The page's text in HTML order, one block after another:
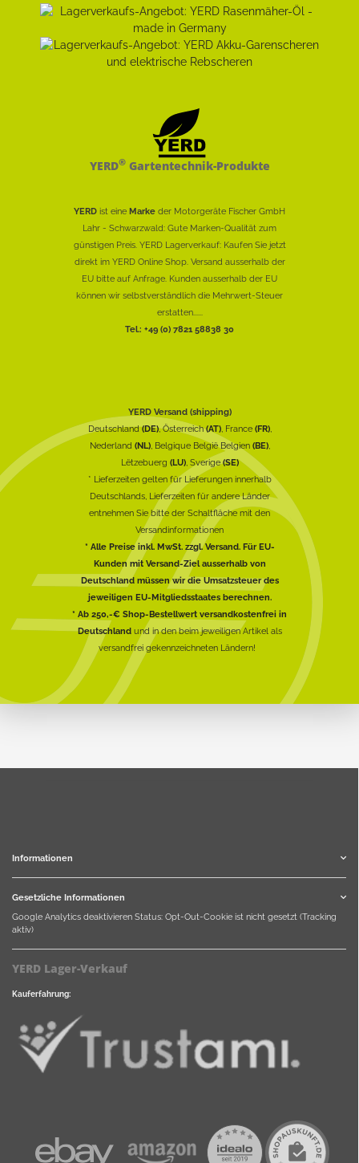
YERD®Gartentechnik-Produkte
YERD ist eine Marke der Motorgeräte Fischer GmbH
Lahr - Schwarzwald: Gute Marken-Qualität zum
günstigen Preis. YERD Lagerverkauf: Kaufen Sie jetzt
direkt im YERD Online Shop. Versand ausserhalb der
EU bitte auf Anfrage. Kunden ausserhalb der EU
können wir selbstverständlich die Mehrwert-Steuer
erstatten......
Tel.: +49 (0) 7821 58838 30
YERD Versand (shipping)
Deutschland(DE), Österreich(AT), France (FR),
Nederland (NL), Belgique België Belgien (BE),
Lëtzebuerg (LU), Sverige(SE)
* Lieferzeiten gelten für Lieferungen innerhalb
Deutschlands, Lieferzeiten für andere Länder
entnehmen Sie bitte der Schaltfläche mit den
Versandinformationen
* Alle Preise inkl. MwSt. zzgl. Versand. Für EU-
Kunden mit Versand-Ziel ausserhalb von
Deutschland müssen wir die Umsatzsteuer des
jeweiligen EU-Mitgliedsstaates berechnen.
* Ab 250,-€ Shop-Bestellwert versandkostenfrei in
Deutschlandund in den beim jeweiligen Artikel als
versandfrei gekennzeichneten Ländern!
Informationen
Gesetzliche Informationen
Google Analytics deaktivieren Status: Opt-Out-Cookie ist nicht gesetzt (Tracking
aktiv)
YERD Lager-Verkauf
Kauferfahrung: